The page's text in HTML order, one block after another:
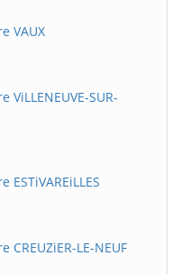
VAUX
SUR-
LE-NEUF